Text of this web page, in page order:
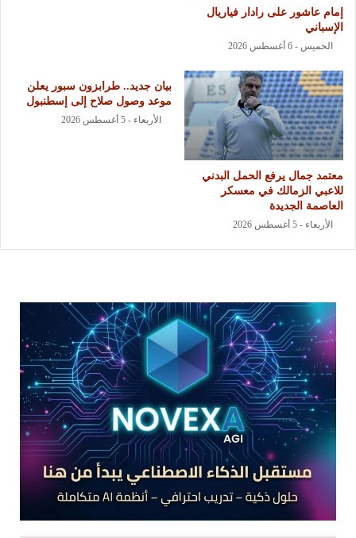
إمام عاشور على رادار فياريال
الإسباني
الخميس - 6 أغسطس 2026
معتمد جمال يرفع الحمل البدني
للاعبي الزمالك في معسكر
العاصمة الجديدة
الأربعاء - 5 أغسطس 2026
بيان جديد.. طرابزون سبور يعلن
موعد وصول صلاح إلى إسطنبول
الأربعاء - 5 أغسطس 2026